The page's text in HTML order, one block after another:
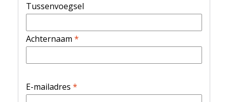
Tussenvoegsel
Achternaam *
E-mailadres *